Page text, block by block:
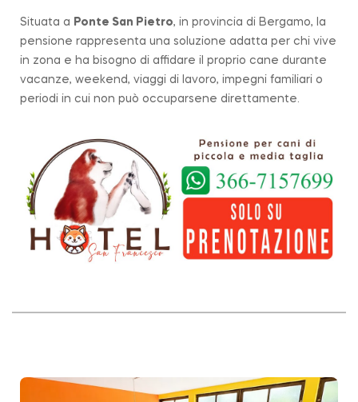
Situata a Ponte San Pietro, in provincia di Bergamo, la
pensione rappresenta una soluzione adatta per chi vive
in zona e ha bisogno di affidare il proprio cane durante
vacanze, weekend, viaggi di lavoro, impegni familiari o
periodi in cui non può occuparsene direttamente.